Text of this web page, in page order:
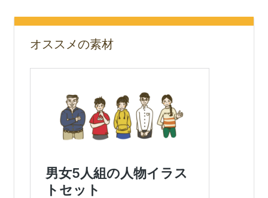
オススメの素材